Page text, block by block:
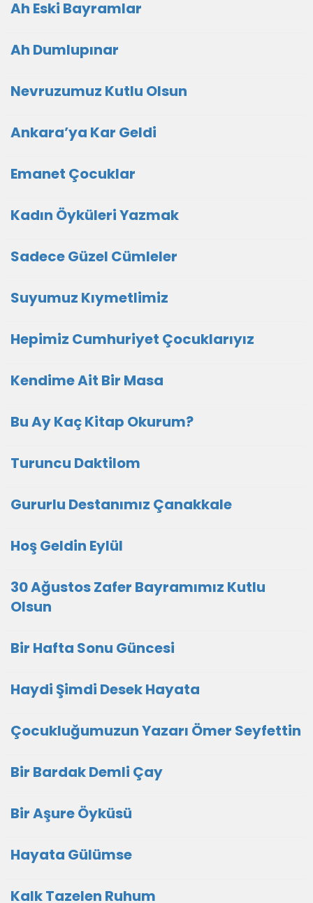
Ah Eski Bayramlar
Ah Dumlupınar
Nevruzumuz Kutlu Olsun
Ankara’ya Kar Geldi
Emanet Çocuklar
Kadın Öyküleri Yazmak
Sadece Güzel Cümleler
Suyumuz Kıymetlimiz
Hepimiz Cumhuriyet Çocuklarıyız
Kendime Ait Bir Masa
Bu Ay Kaç Kitap Okurum?
Turuncu Daktilom
Gururlu Destanımız Çanakkale
Hoş Geldin Eylül
30 Ağustos Zafer Bayramımız Kutlu
Olsun
Bir Hafta Sonu Güncesi
Haydi Şimdi Desek Hayata
Çocukluğumuzun Yazarı Ömer Seyfettin
Bir Bardak Demli Çay
Bir Aşure Öyküsü
Hayata Gülümse
Kalk Tazelen Ruhum